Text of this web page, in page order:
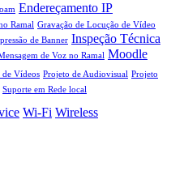
Endereçamento IP
Ramal Gravação de Locução de Vídeo
de Banner Inspeção Técnica
de Voz no Ramal Moodle
de Vídeos Projeto de Audiovisual Projeto
Suporte em Rede local
Wi-Fi Wireless